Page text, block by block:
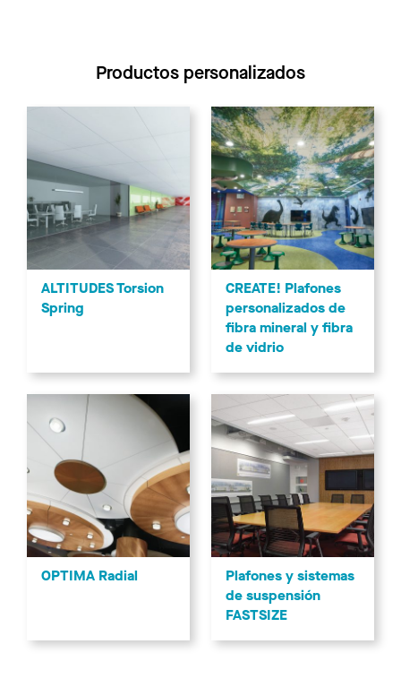
Productos personalizados
ALTITUDES Torsion
Spring
CREATE! Plafones
personalizados de
fibra mineral y fibra
de vidrio
OPTIMA Radial
Plafones y sistemas
de suspensión
FASTSIZE